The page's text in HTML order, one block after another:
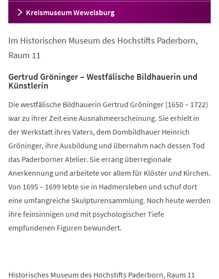
Kreismuseum Wewelsburg
Im Historischen Museum des Hochstifts Paderborn,
Raum 11
Gertrud Gröninger – Westfälische Bildhauerin und
Künstlerin
Die westfälische Bildhauerin Gertrud Gröninger (1650 – 1722)
war zu ihrer Zeit eine Ausnahmeerscheinung. Sie erhielt in
der Werkstatt ihres Vaters, dem Dombildhauer Heinrich
Gröninger, ihre Ausbildung und übernahm nach dessen Tod
das Paderborner Atelier. Sie errang überregionale
Anerkennung und arbeitete vor allem für Klöster und Kirchen.
Von 1695 – 1699 lebte sie in Hadmersleben und schuf dort
eine umfangreiche Skulpturensammlung. Noch heute werden
ihre feinsinnigen und mit psychologischer Tiefe
empfundenen Figuren bewundert.
Historisches Museum des Hochstifts Paderborn, Raum 11